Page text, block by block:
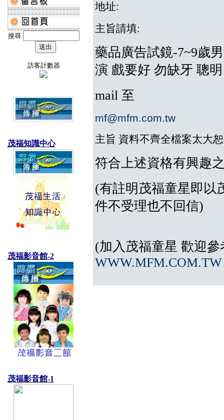
搜尋
訪客計數器
茂福知識中心
茂福影音館-2
茂福影音館-1
地址:
主 旨請填:
藥品廣告試鏡-7~9歲
演 戲要好 勿缺牙 聰
mail 至
mf@mfm.com.tw
主旨 資料不齊全檔案太大
符合上述資格有興趣
(有註明茂福童星即以
件不受理也不回信)
(加入茂福童星 歡迎
WWW.MFM.COM.TW